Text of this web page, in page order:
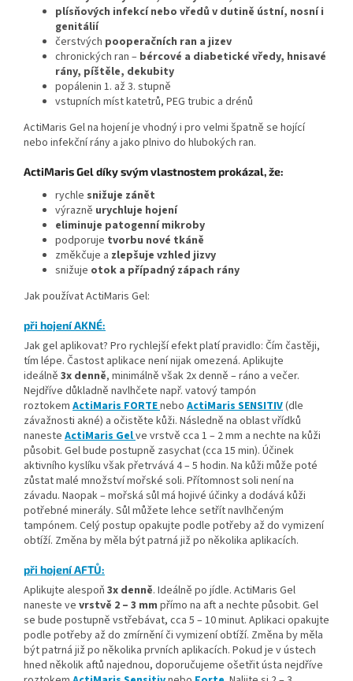
plísňových infekcí nebo vředů v dutině ústní, nosní i
genitálií
čerstvých pooperačních ran a jizev
chronických ran – bércové a diabetické vředy, hnisavé
rány, píštěle, dekubity
popálenin 1. až 3. stupně
vstupních míst katetrů, PEG trubic a drénů
ActiMaris Gel na hojení je vhodný i pro velmi špatně se hojící
nebo infekční rány a jako plnivo do hlubokých ran.
ActiMaris Gel díky svým vlastnostem prokázal, že:
rychle snižuje zánět
výrazně urychluje hojení
eliminuje patogenní mikroby
podporuje tvorbu nové tkáně
změkčuje a zlepšuje vzhled jizvy
snižuje otok a případný zápach rány
Jak používat ActiMaris Gel:
při hojení AKNÉ:
Jak gel aplikovat? Pro rychlejší efekt platí pravidlo: Čím častěji,
tím lépe. Častost aplikace není nijak omezená. Aplikujte
ideálně 3x denně, minimálně však 2x denně – ráno a večer.
Nejdříve důkladně navlhčete např. vatový tampón
roztokem ActiMaris FORTEnebo ActiMaris SENSITIV(dle
závažnosti akné) a očistěte kůži. Následně na oblast vřídků
naneste ActiMaris Gelve vrstvě cca 1 – 2 mm a nechte na kůži
působit. Gel bude postupně zasychat (cca 15 min). Účinek
aktivního kyslíku však přetrvává 4 – 5 hodin. Na kůži může poté
zůstat malé množství mořské soli. Přítomnost soli není na
závadu. Naopak – mořská sůl má hojivé účinky a dodává kůži
potřebné minerály. Sůl můžete lehce setřít navlhčeným
tampónem. Celý postup opakujte podle potřeby až do vymizení
obtíží. Změna by měla být patrná již po několika aplikacích.
při hojení AFTŮ:
Aplikujte alespoň 3x denně. Ideálně po jídle. ActiMaris Gel
naneste ve vrstvě 2 – 3 mm přímo na aft a nechte působit. Gel
se bude postupně vstřebávat, cca 5 – 10 minut. Aplikaci opakujte
podle potřeby až do zmírnění či vymizení obtíží. Změna by měla
být patrná již po několika prvních aplikacích. Pokud je v ústech
hned několik aftů najednou, doporučujeme ošetřit ústa nejdříve